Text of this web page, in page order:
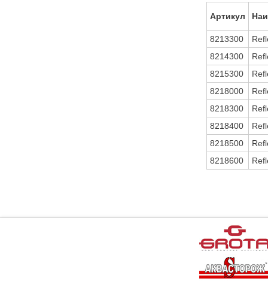
Артикул
8213300
8214300
8215300
8218000
8218300
8218400
8218500
8218600